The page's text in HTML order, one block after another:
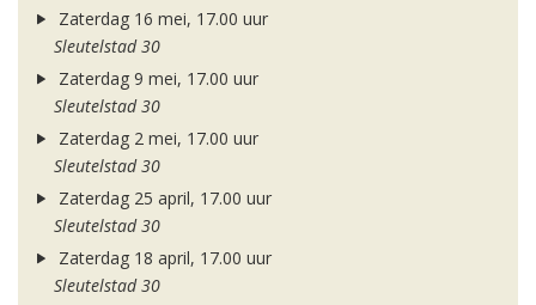
Zaterdag 16 mei, 17.00 uur
Sleutelstad 30
Zaterdag 9 mei, 17.00 uur
Sleutelstad 30
Zaterdag 2 mei, 17.00 uur
Sleutelstad 30
Zaterdag 25 april, 17.00 uur
Sleutelstad 30
Zaterdag 18 april, 17.00 uur
Sleutelstad 30